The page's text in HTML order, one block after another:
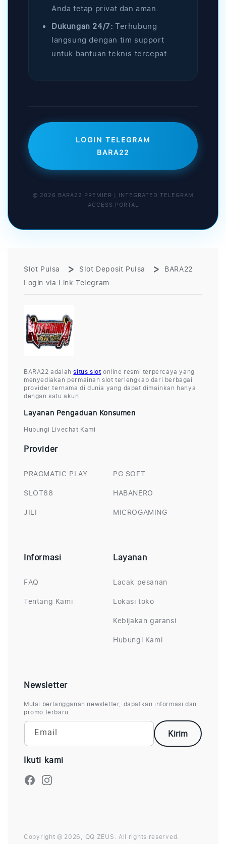
Anda tetap privat dan aman.
Dukungan 24/7: Terhubung
langsung dengan tim support
untuk bantuan teknis tercepat.
LOGIN TELEGRAM
BARA22
© 2026 BARA22 PREMIER | INTEGRATED TELEGRAM
ACCESS PORTAL
Slot Pulsa Slot Deposit Pulsa
BARA22
Login via Link Telegram
BARA22 adalahsitus slot online resmi terpercaya yang
menyediakan permainan slot terlengkap dari berbagai
provider ternama di dunia yang dapat dimainkan hanya
dengan satu akun.
Layanan Pengaduan Konsumen
Hubungi Livechat Kami
Provider
PRAGMATIC PLAY
PG SOFT
SLOT88
HABANERO
JILI
MICROGAMING
Informasi
FAQ
Tentang Kami
Layanan
Lacak pesanan
Lokasi toko
Kebijakan garansi
Hubungi Kami
Newsletter
Mulai berlangganan newsletter, dapatkan informasi dan
promo terbaru.
Email Kirim
Ikuti kami
FacebookInstagram
Copyright © 2026, QQ ZEUS. All rights reserved.